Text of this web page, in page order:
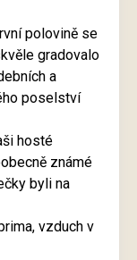
polovině se
gradovalo
a
poselství
hosté
známé
byli na
vzduch v